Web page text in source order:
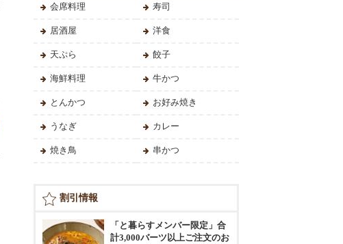
会席料理 寿司
居酒屋 洋食
天ぷら 餃子
海鮮料理 牛かつ
とんかつ お好み焼き
うなぎ カレー
焼き鳥 串かつ
割引情報
「と暮らすメンバー限定」合
計3,000バーツ以上ご注文のお